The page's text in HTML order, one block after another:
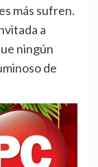
más sufren.
a
ningún
de